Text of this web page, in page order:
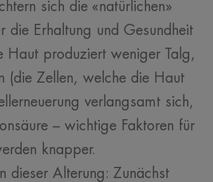
sich die «natürlichen»
die Erhaltung und Gesundheit
Haut produziert weniger Talg,
(die Zellen, welche die Haut
verlangsamt sich,
– wichtige Faktoren für
knapper.
dieser Alterung: Zunächst